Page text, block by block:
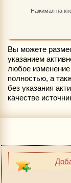
Нажимая на
Вы можете
указанием
любое изменение
полностью, а
без указания
качестве